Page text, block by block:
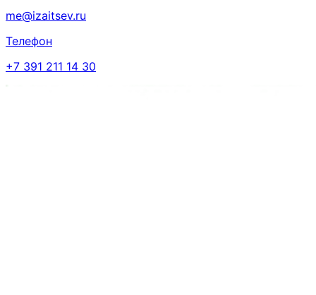
me@izaitsev.ru
Телефон
+7 391 211 14 30